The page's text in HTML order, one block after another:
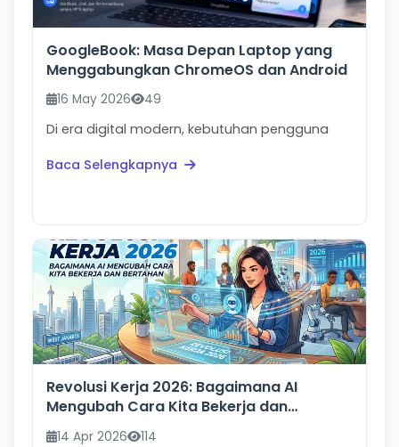
GoogleBook: Masa Depan Laptop yang
Menggabungkan ChromeOS dan Android
16 May 2026 49
Di era digital modern, kebutuhan pengguna
tidak lagi hanya...
Baca Selengkapnya
Revolusi Kerja 2026: Bagaimana AI
Mengubah Cara Kita Bekerja dan
Bertahan
14 Apr 2026 114